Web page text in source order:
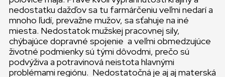
nedostatku dažďov sa tu farmárčeniu veľmi nedarí a
mnoho ľudí, prevažne mužov, sa sťahuje na iné
miesta. Nedostatok mužskej pracovnej sily,
chýbajúce dopravné spojenie a veľmi obmedzujúce
životné podmienky sú tými dôvodmi, prečo sú
podvýživa a potravinová neistota hlavnými
problémami regiónu. Nedostatočná je aj aj materská